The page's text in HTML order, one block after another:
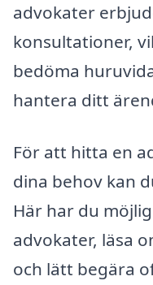
advokater
konsultationer,
bedöma
hantera ditt
För att hitta en
dina behov kan
Här har du
advokater, läsa
och lätt begära